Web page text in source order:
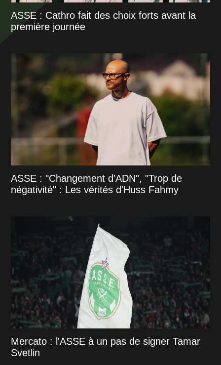
ASSE : Cathro fait des choix forts avant la
première journée
ASSE : "Changement d’ADN", "Trop de
négativité" : Les vérités d'Huss Fahmy
Mercato : l'ASSE à un pas de signer Tamar
Svetlin